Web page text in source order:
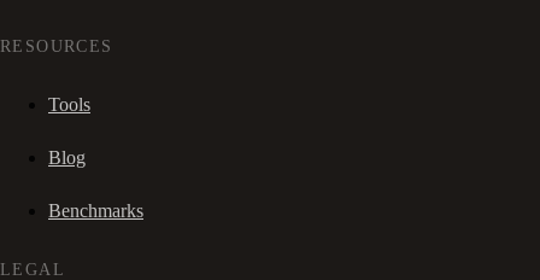
RESOURCES
Tools
Blog
Benchmarks
LEGAL